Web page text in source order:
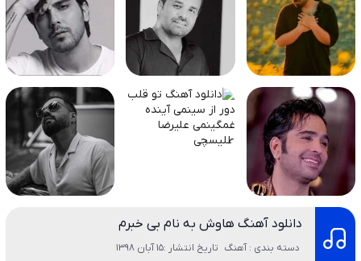
دانلود آهنگ هاوش به نام بی خبرم
دسته بندی : آهنگ تاریخ انتشار :15 آبان 1398